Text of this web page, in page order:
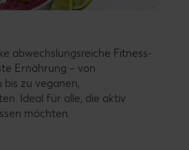
abwechslungsreiche Fitness-
Ernährung – von
zu veganen,
Ideal für alle, die aktiv
möchten.